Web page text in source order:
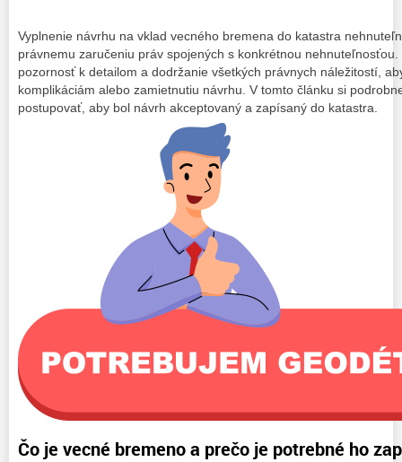
Vyplnenie návrhu na vklad vecného bremena do katastra
právnemu zaručeniu práv spojených s konkrétnou
pozornosť k detailom a dodržanie všetkých právnych náležitostí,
komplikáciám alebo zamietnutiu návrhu. V tomto článku si
postupovať, aby bol návrh akceptovaný a zapísaný do katastra.
Čo je vecné bremeno a prečo je potrebné ho